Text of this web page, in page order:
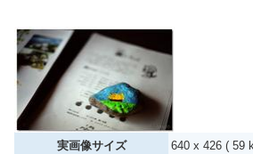
実画像サイズ
640 x 426 ( 59